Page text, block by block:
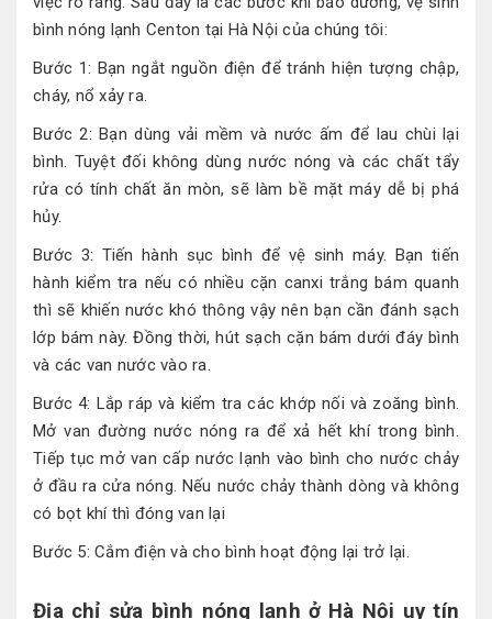
bình nóng lạnh Centon tại Hà Nội của chúng tôi:
Bước 1: Bạn ngắt nguồn điện để tránh hiện tượng chập,
cháy, nổ xảy ra.
Bước 2: Bạn dùng vải mềm và nước ấm để lau chùi lại
bình. Tuyệt đối không dùng nước nóng và các chất tẩy
rửa có tính chất ăn mòn, sẽ làm bề mặt máy dễ bị phá
hủy.
Bước 3: Tiến hành sục bình để vệ sinh máy. Bạn tiến
hành kiểm tra nếu có nhiều cặn canxi trắng bám quanh
thì sẽ khiến nước khó thông vậy nên bạn cần đánh sạch
lớp bám này. Đồng thời, hút sạch cặn bám dưới đáy bình
và các van nước vào ra.
Bước 4: Lắp ráp và kiểm tra các khớp nối và zoăng bình.
Mở van đường nước nóng ra để xả hết khí trong bình.
Tiếp tục mở van cấp nước lạnh vào bình cho nước chảy
ở đầu ra cửa nóng. Nếu nước chảy thành dòng và không
có bọt khí thì đóng van lại
Bước 5: Cắm điện và cho bình hoạt động lại trở lại.
Địa chỉ sửa bình nóng lạnh ở Hà Nội uy tín